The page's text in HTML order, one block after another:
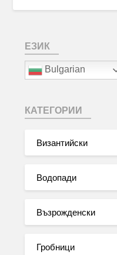
ЕЗИК
Bulgarian
КАТЕГОРИИ
Византийски
Водопади
Възрожденски
Гробници